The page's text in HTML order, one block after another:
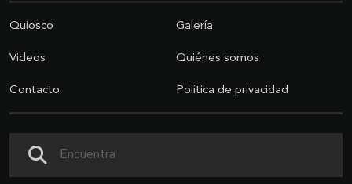
Quiosco Galería
Videos Quiénes somos
Contacto Política de privacidad